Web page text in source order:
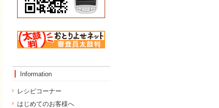
Information
レシピコーナー
はじめてのお客様へ